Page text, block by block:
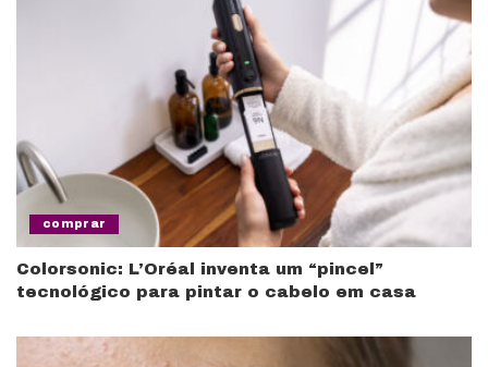
comprar
Colorsonic: L’Oréal inventa um “pincel”
tecnológico para pintar o cabelo em casa